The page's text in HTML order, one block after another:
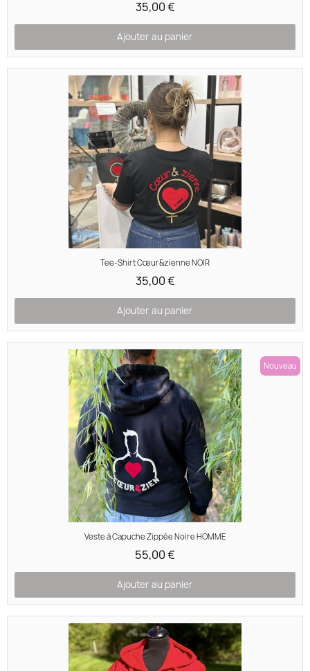
35,00 €
Ajouter au panier
Aperçu rapide
Tee-Shirt Cœur&zienne NOIR
35,00 €
Ajouter au panier
Aperçu rapide
Nouveau
Veste à Capuche Zippée Noire HOMME
55,00 €
Ajouter au panier